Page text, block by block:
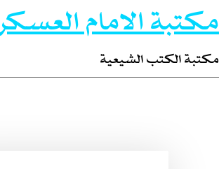
مكتبة الامام
مكتبة الكتب الشيعية